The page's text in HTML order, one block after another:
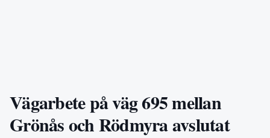
Vägarbete på väg 695 mellan
Grönås och Rödmyra avslutat